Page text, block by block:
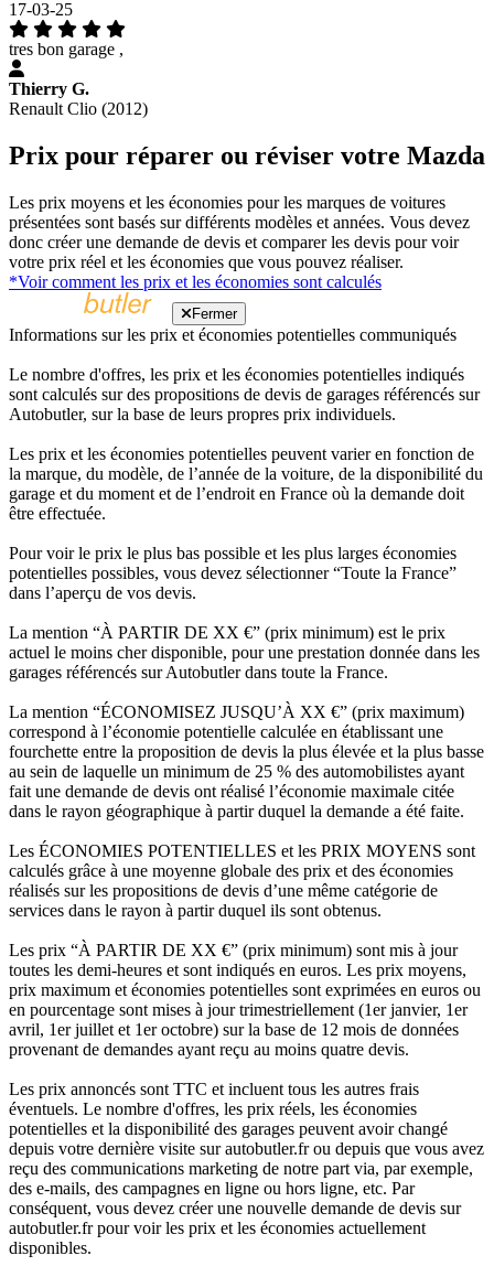
17-03-25
tres bon garage ,
Thierry G.
Renault Clio (2012)
Prix pour réparer ou réviser votre Mazda
Les prix moyens et les économies pour les marques de voitures
présentées sont basés sur différents modèles et années. Vous devez
donc créer une demande de devis et comparer les devis pour voir
votre prix réel et les économies que vous pouvez réaliser.
*Voir comment les prix et les économies sont calculés
Fermer
Informations sur les prix et économies potentielles communiqués
Le nombre d'offres, les prix et les économies potentielles indiqués
sont calculés sur des propositions de devis de garages référencés sur
Autobutler, sur la base de leurs propres prix individuels.
Les prix et les économies potentielles peuvent varier en fonction de
la marque, du modèle, de l’année de la voiture, de la disponibilité du
garage et du moment et de l’endroit en France où la demande doit
être effectuée.
Pour voir le prix le plus bas possible et les plus larges économies
potentielles possibles, vous devez sélectionner “Toute la France”
dans l’aperçu de vos devis.
La mention “À PARTIR DE XX €” (prix minimum) est le prix
actuel le moins cher disponible, pour une prestation donnée dans les
garages référencés sur Autobutler dans toute la France.
La mention “ÉCONOMISEZ JUSQU’À XX €” (prix maximum)
correspond à l’économie potentielle calculée en établissant une
fourchette entre la proposition de devis la plus élevée et la plus basse
au sein de laquelle un minimum de 25 % des automobilistes ayant
fait une demande de devis ont réalisé l’économie maximale citée
dans le rayon géographique à partir duquel la demande a été faite.
Les ÉCONOMIES POTENTIELLES et les PRIX MOYENS sont
calculés grâce à une moyenne globale des prix et des économies
réalisés sur les propositions de devis d’une même catégorie de
services dans le rayon à partir duquel ils sont obtenus.
Les prix “À PARTIR DE XX €” (prix minimum) sont mis à jour
toutes les demi-heures et sont indiqués en euros. Les prix moyens,
prix maximum et économies potentielles sont exprimées en euros ou
en pourcentage sont mises à jour trimestriellement (1er janvier, 1er
avril, 1er juillet et 1er octobre) sur la base de 12 mois de données
provenant de demandes ayant reçu au moins quatre devis.
Les prix annoncés sont TTC et incluent tous les autres frais
éventuels. Le nombre d'offres, les prix réels, les économies
potentielles et la disponibilité des garages peuvent avoir changé
depuis votre dernière visite sur autobutler.fr ou depuis que vous avez
reçu des communications marketing de notre part via, par exemple,
des e-mails, des campagnes en ligne ou hors ligne, etc. Par
conséquent, vous devez créer une nouvelle demande de devis sur
autobutler.fr pour voir les prix et les économies actuellement
disponibles.